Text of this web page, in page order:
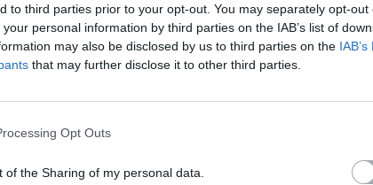
to third parties prior to your opt-out. You may separately opt-out
personal information by third parties on the IAB’s list of
may also be disclosed by us to third parties on the
that may further disclose it to other third parties.
Opt Outs
of the Sharing of my personal data.